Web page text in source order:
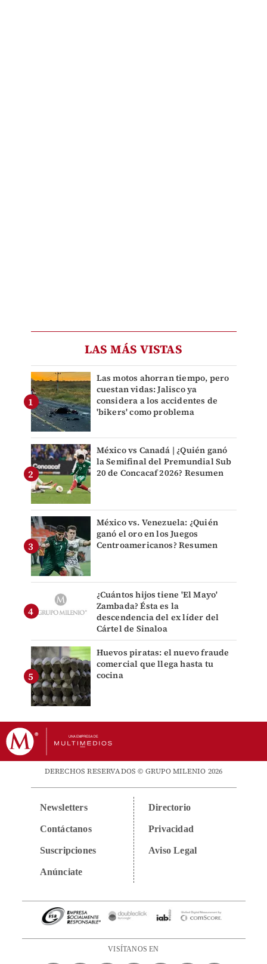
LAS MÁS VISTAS
Las motos ahorran tiempo, pero
cuestan vidas: Jalisco ya
considera a los accidentes de
'bikers' como problema
México vs Canadá | ¿Quién ganó
la Semifinal del Premundial Sub
20 de Concacaf 2026? Resumen
México vs. Venezuela: ¿Quién
ganó el oro en los Juegos
Centroamericanos? Resumen
¿Cuántos hijos tiene 'El Mayo'
Zambada? Ésta es la
descendencia del ex líder del
Cártel de Sinaloa
Huevos piratas: el nuevo fraude
comercial que llega hasta tu
cocina
DERECHOS RESERVADOS © GRUPO MILENIO 2026
Newsletters
Contáctanos
Suscripciones
Anúnciate
Directorio
Privacidad
Aviso Legal
VISÍTANOS EN